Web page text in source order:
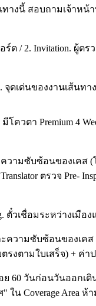
สอบถามเจ้าหน้า
ต / 2. Invitation. ผู้
เด่นของงานเส้นท
มีโควตา
มซับซ้อนของเคส (
ตรวจ Pre-
ตั๋วเชื่อมระหว่างเ
มซับซ้อนของเคส
รงตามใบเสร็จ) + ค่
วันก่อนวันออกเดิ
น Coverage Area ห้